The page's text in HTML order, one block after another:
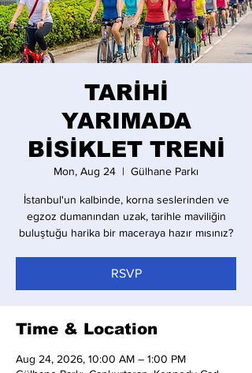
TARİHİ
YARIMADA
BİSİKLET TRENİ
Mon, Aug 24
  |
Gülhane Parkı
İstanbul'un kalbinde, korna seslerinden ve
egzoz dumanından uzak, tarihle maviliğin
buluştuğu harika bir maceraya hazır mısınız?
RSVP
Time & Location
Aug 24, 2026, 10:00 AM – 1:00 PM